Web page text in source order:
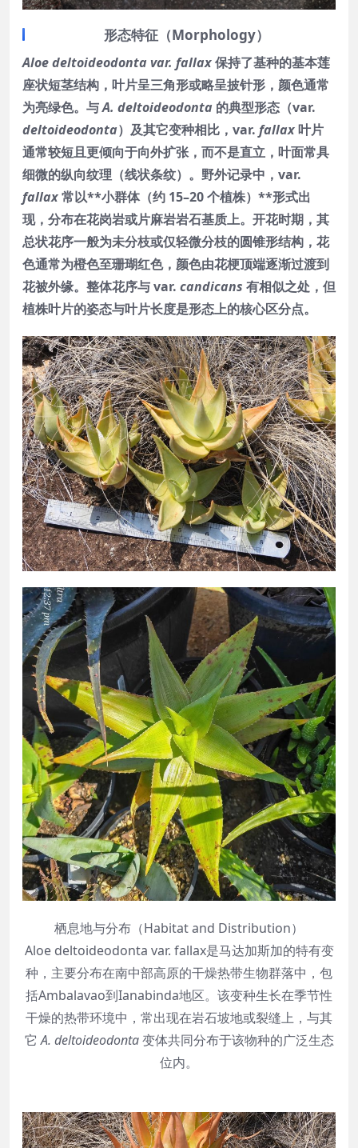
形态特征（Morphology）
Aloe deltoideodonta var. fallax保持了基种的基本莲
座状短茎结构，叶片呈三角形或略呈披针形，颜色通常
为亮绿色。与A. deltoideodonta 的典型形态（var.
deltoideodonta）及其它变种相比，var. fallax叶片
通常较短且更倾向于向外扩张，而不是直立，叶面常具
细微的纵向纹理（线状条纹）。野外记录中，var.
fallax常以**小群体（约 15–20 个植株）**形式出
现，分布在花岗岩或片麻岩岩石基质上。开花时期，其
总状花序一般为未分枝或仅轻微分枝的圆锥形结构，花
色通常为橙色至珊瑚红色，颜色由花梗顶端逐渐过渡到
花被外缘。整体花序与 var. candicans 有相似之处，但
植株叶片的姿态与叶片长度是形态上的核心区分点。
栖息地与分布（Habitat and Distribution）
Aloe deltoideodonta var. fallax是马达加斯加的特有变
种，主要分布在南中部高原的干燥热带生物群落中，包
括Ambalavao到Ianabinda地区。该变种生长在季节性
干燥的热带环境中，常出现在岩石坡地或裂缝上，与其
它A. deltoideodonta变体共同分布于该物种的广泛生态
位内。